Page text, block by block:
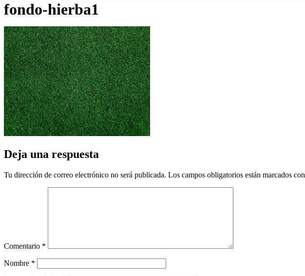
fondo-hierba1
Deja una respuesta
Tu dirección de correo electrónico no será publicada. Los campos obligatorios están marcados con
Comentario *
Nombre *